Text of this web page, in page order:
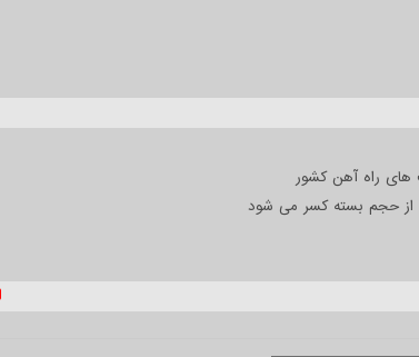
راه آهن کشور
از حجم بسته کسر می شود